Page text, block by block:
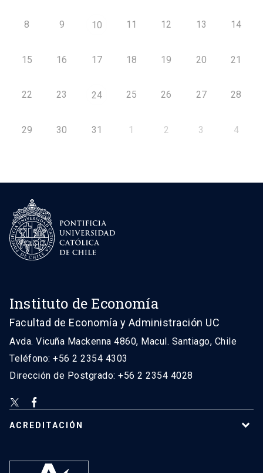
8 9 10 11 12 13 14
15 16 17 18 19 20 21
22 23 24 25 26 27 28
29 30 31 1 2 3 4
Instituto de Economía
Facultad de Economía y Administración UC
Avda. Vicuña Mackenna 4860, Macul. Santiago, Chile
Teléfono: +56 2 2354 4303
Dirección de Postgrado: +56 2 2354 4028
ACREDITACIÓN